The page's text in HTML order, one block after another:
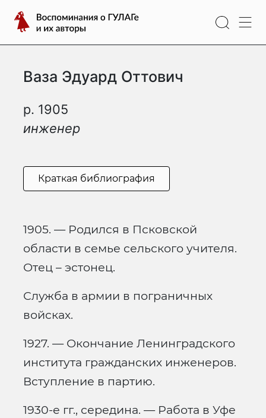
содержимому
Воспоминания
о
ГУЛАГе
ихВаза Эдуард Оттович
р. 1905
инженер
Краткая библиография
1905. — Родился в Псковской
области в семье сельского учителя.
Отец – эстонец.
Служба в армии в пограничных
войсках.
1927. — Окончание Ленинградского
института гражданских инженеров.
Вступление в партию.
1930-е гг., середина. — Работа в Уфе